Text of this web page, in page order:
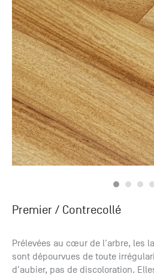
Premier / Contrecollé
Prélevées au cœur de l'arbre, les
sont dépourvues de toute
d'aubier, pas de discoloration.